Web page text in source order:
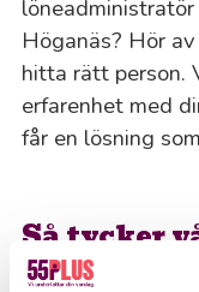
Höganäs? Hör
hitta rätt person.
erfarenhet med
får en lösning
Så tycker
Höganäs